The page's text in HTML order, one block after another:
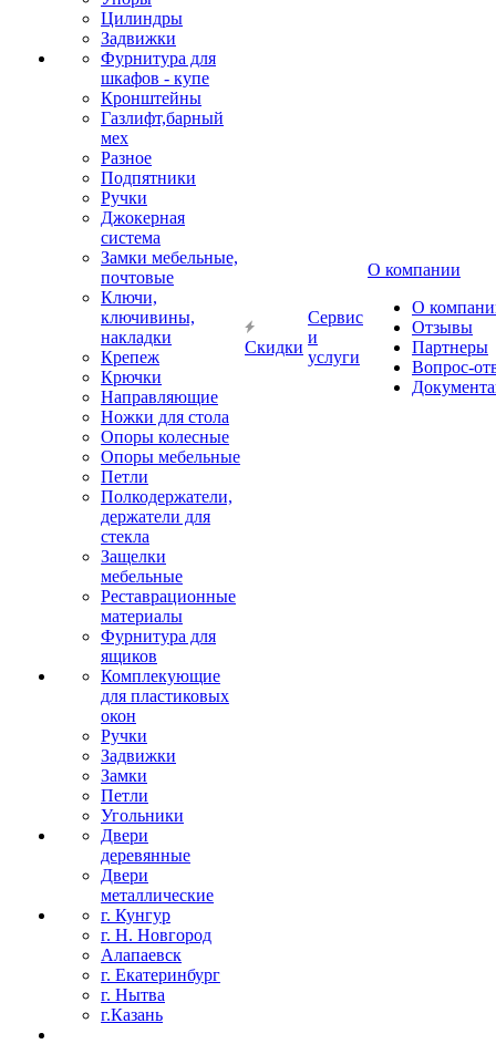
Цилиндры
Задвижки
Фурнитура для
шкафов - купе
Кронштейны
Газлифт,барный
мех
Разное
Подпятники
Ручки
Джокерная
система
Замки мебельные,
почтовые
Ключи,
ключивины,
накладки
Крепеж
Крючки
Направляющие
Ножки для стола
Опоры колесные
Опоры мебельные
Петли
Полкодержатели,
держатели для
стекла
Защелки
мебельные
Реставрационные
материалы
Фурнитура для
ящиков
Комплекующие
для пластиковых
окон
Ручки
Задвижки
Замки
Петли
Угольники
Двери
деревянные
Двери
металлические
г. Кунгур
г. Н. Новгород
Алапаевск
г. Екатеринбург
г. Нытва
г.Казань
Скидки
Сервис
и
услуги
О компании
О
Отзывы
Партнеры
Вопрос-